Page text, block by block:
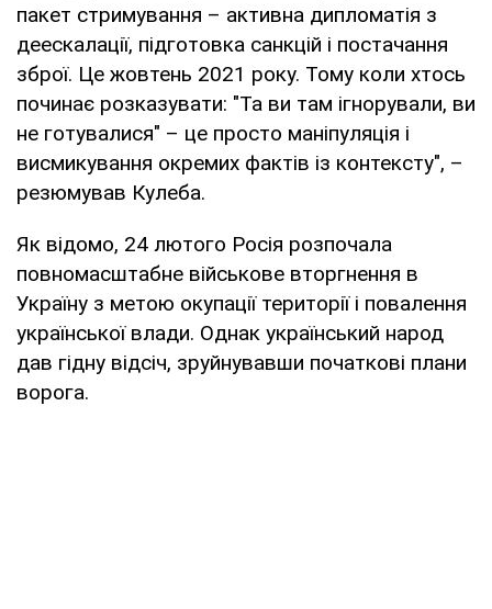
пакет стримування – активна дипломатія з
деескалації, підготовка санкцій і постачання
зброї. Це жовтень 2021 року. Тому коли хтось
починає розказувати: "Та ви там ігнорували, ви
не готувалися" – це просто маніпуляція і
висмикування окремих фактів із контексту", –
резюмував Кулеба.
Як відомо, 24 лютого Росія розпочала
повномасштабне військове вторгнення в
Україну з метою окупації території і повалення
української влади. Однак український народ
дав гідну відсіч, зруйнувавши початкові плани
ворога.